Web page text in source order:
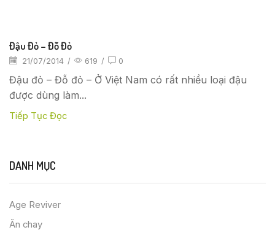
Đậu Đỏ – Đỗ Đỏ
21/07/2014 / 619 / 0
Đậu đỏ – Đỗ đỏ – Ở Việt Nam có rất nhiều loại đậu
được dùng làm...
Tiếp Tục Đọc
DANH MỤC
Age Reviver
Ăn chay